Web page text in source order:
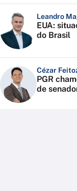
Leandro
EUA:
do Brasil
Cézar
PGR
de